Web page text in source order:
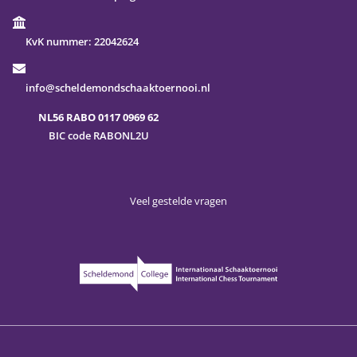
KvK nummer: 22042624
info@scheldemondschaaktoernooi.nl
NL56 RABO 0117 0969 62
BIC code RABONL2U
Veel gestelde vragen